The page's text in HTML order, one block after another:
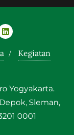
Kegiatan
Yogyakarta.
Sleman,
0001